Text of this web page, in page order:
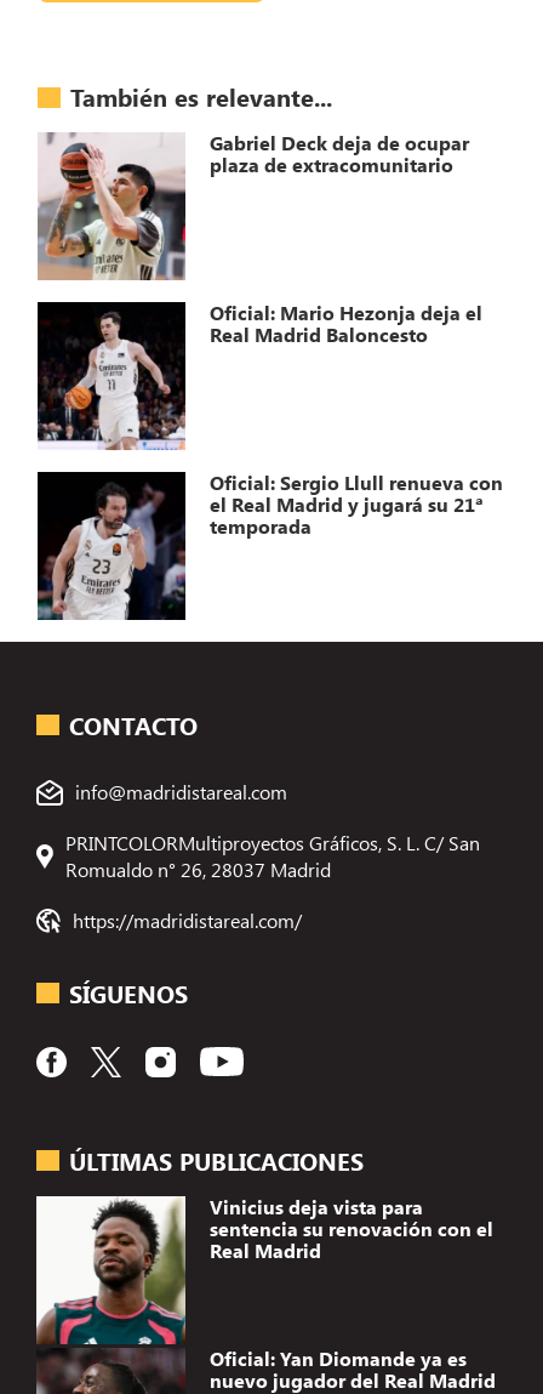
También es relevante...
Gabriel Deck deja de ocupar
plaza de extracomunitario
Oficial: Mario Hezonja deja el
Real Madrid Baloncesto
Oficial: Sergio Llull renueva con
el Real Madrid y jugará su 21ª
temporada
ÚLTIMAS PUBLICACIONES
Vinicius deja vista para
sentencia su renovación con el
Real Madrid
Oficial: Yan Diomande ya es
nuevo jugador del Real Madrid
CONTACTO
info@madridistareal.com
PRINTCOLORMultiproyectos Gráficos, S. L. C/ San
Romualdo n° 26, 28037 Madrid
https://madridistareal.com/
SÍGUENOS